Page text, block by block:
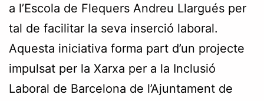
a l’Escola de Flequers Andreu Llargués per
tal de facilitar la seva inserció laboral.
Aquesta iniciativa forma part d’un projecte
impulsat per la Xarxa per a la Inclusió
Laboral de Barcelona de l’Ajuntament de